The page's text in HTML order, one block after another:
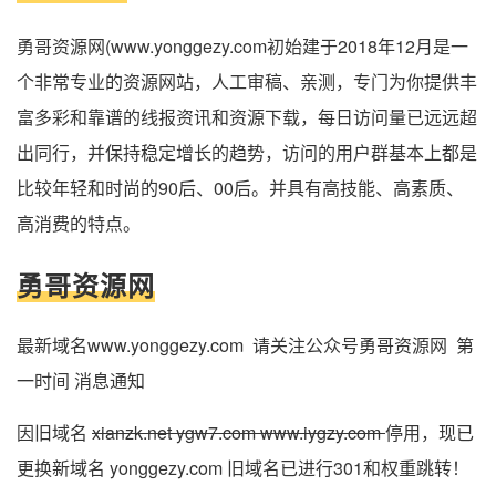
勇哥资源网(www.yonggezy.com初始建于2018年12月是一
个非常专业的资源网站，人工审稿、亲测，专门为你提供丰
富多彩和靠谱的线报资讯和资源下载，每日访问量已远远超
出同行，并保持稳定增长的趋势，访问的用户群基本上都是
比较年轻和时尚的90后、00后。并具有高技能、高素质、
高消费的特点。
勇哥资源网
最新域名www.yonggezy.com 请关注公众号勇哥资源网 第
一时间 消息通知
因旧域名 xianzk.net ygw7.com www.iygzy.com停用，现已
更换新域名 yonggezy.com 旧域名已进行301和权重跳转！